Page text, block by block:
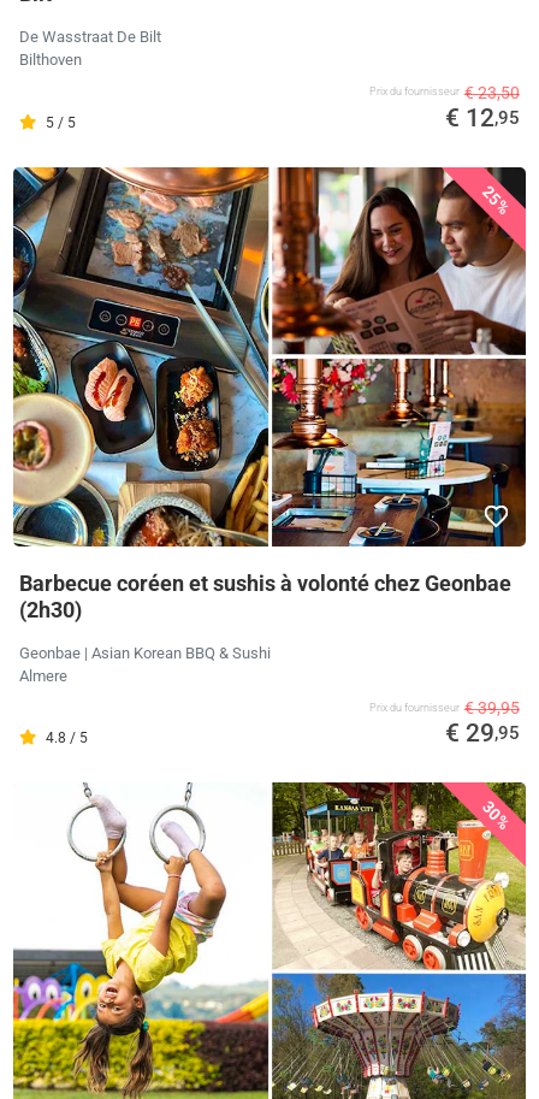
De Wasstraat De Bilt
Bilthoven
5 / 5
Prix ​​du fournisseur € 23,50
€ 12,95
25%
Barbecue coréen et sushis à volonté chez Geonbae
(2h30)
Geonbae | Asian Korean BBQ & Sushi
Almere
4.8 / 5
Prix ​​du fournisseur € 39,95
€ 29,95
30%